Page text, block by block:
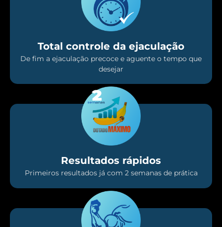
Total controle da ejaculação
De fim a ejaculação precoce e aguente o tempo que
desejar
Resultados rápidos
Primeiros resultados já com 2 semanas de prática